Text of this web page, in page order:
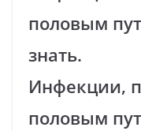
половым
знать.
Инфекции,
половым